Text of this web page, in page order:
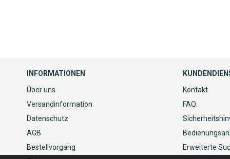
INFORMATIONEN
Über uns
Versandinformation
Datenschutz
AGB
Bestellvorgang
Kontakt
FAQ
Erweiterte